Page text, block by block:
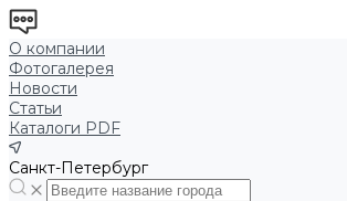
О компании
Фотогалерея
Новости
Статьи
Каталоги PDF
Санкт-Петербург